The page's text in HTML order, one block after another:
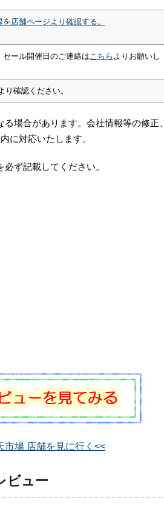
店舗ページより確認する。
ール開催日のご連絡は こちら よりお願いし
り確認ください。
場合があります。会社情報等の修正、
に対応いたします。
ず記載してください。
場 店舗を見に行く<<
ビュー